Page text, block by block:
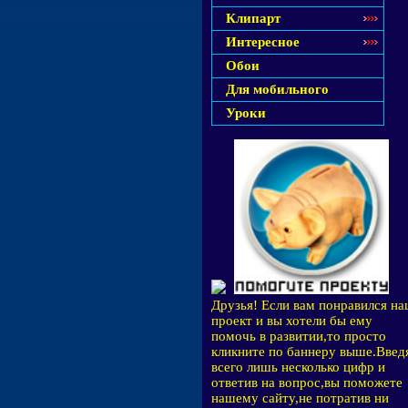
Клипарт
Интересное
Обои
Для мобильного
Уроки
Друзья! Если вам понравился
проект и вы хотели бы ему
помочь в развитии,то просто
кликните по баннеру
всего лишь несколько цифр и
ответив на вопрос,вы поможете
нашему сайту,не потратив ни